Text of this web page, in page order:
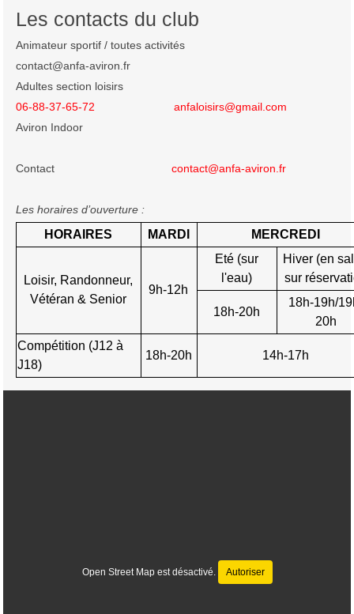
Les contacts du club
Animateur sportif / toutes activités
contact@anfa-aviron.fr
Adultes section loisirs
06-88-37-65-72
anfaloisirs@gmail.com
Aviron Indoor
Contact contact@anfa-aviron.fr
Les horaires d’ouverture :
HORAIRES MARDI MERCREDI
Loisir, Randonneur,
Vétéran & Senior
9h-12h
Eté (sur
l'eau)
Hiver (en
sur
18h-20h
18h-19h/
20h
Compétition (J12 à
J18)
18h-20h 14h-17h
Open Street Map est désactivé. Autoriser